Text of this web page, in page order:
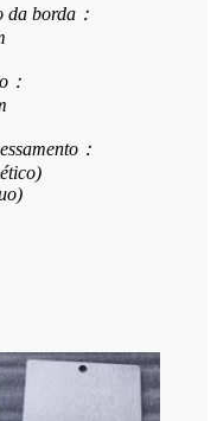
da borda：
：
：